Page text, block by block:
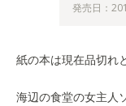
発売日：
紙の本は現在品切れ
海辺の食堂の女主人